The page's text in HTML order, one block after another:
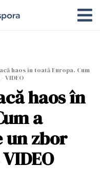
haos în toată Europa. Cum
VIDEO
haos în
a
un zbor